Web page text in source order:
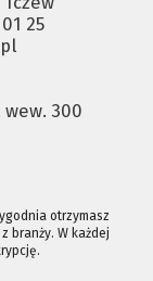
25
wew. 300
otrzymasz
branży. W każdej